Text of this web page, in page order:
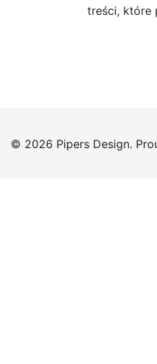
treści, które
© 2026 Pipers Design.